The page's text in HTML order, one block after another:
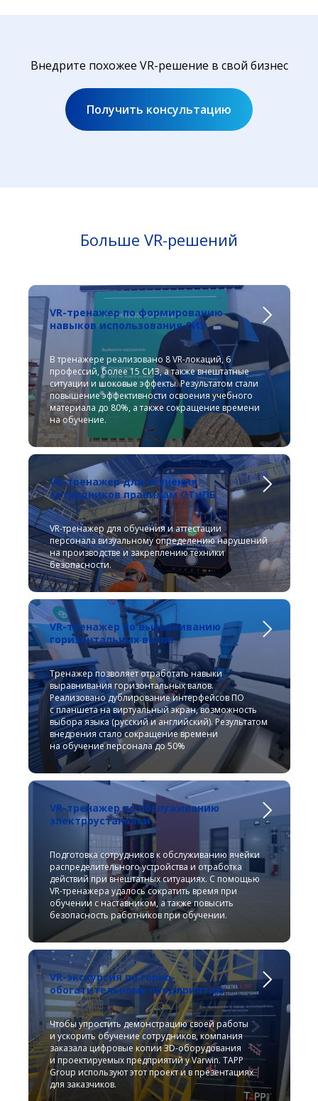
Внедрите похожее VR-решение в свой бизнес
Получить консультацию
Больше VR-решений
VR-тренажер по формированию
навыков использования СИЗ
В тренажере реализовано 8 VR-локаций, 6
профессий, более 15 СИЗ, а также внештатные
ситуации и шоковые эффекты. Результатом стали
повышение эффективности освоения учебного
материала до 80%, а также сокращение времени
на обучение.
VR-тренажер для обучения
сотрудников правилам ОТиПБ
VR-тренажер для обучения и аттестации
персонала визуальному определению нарушений
на производстве и закреплению техники
безопасности.
VR-тренажер по выравниванию
горизонтальных валов
Тренажер позволяет отработать навыки
выравнивания горизонтальных валов.
Реализовано дублирование интерфейсов ПО
с планшета на виртуальный экран, возможность
выбора языка (русский и английский). Результатом
внедрения стало сокращение времени
на обучение персонала до 50%
VR-тренажер по обслуживанию
электроустановки
Подготовка сотрудников к обслуживанию ячейки
распределительного устройства и отработка
действий при внештатных ситуациях. С помощью
VR-тренажера удалось сократить время при
обучении с наставником, а также повысить
безопасность работников при обучении.
VR-экскурсия по горно-
обогатительному предприятию
Чтобы упростить демонстрацию своей работы
и ускорить обучение сотрудников, компания
заказала цифровые копии 3D-оборудования
и проектируемых предприятий у Varwin. TAPP
Group используют этот проект и в презентациях
для заказчиков.